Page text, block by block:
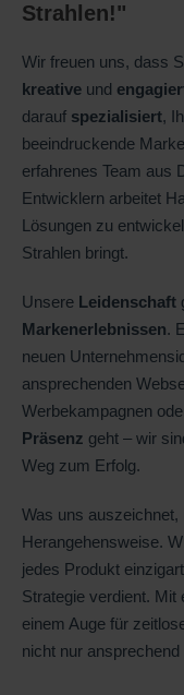
Strahlen!"
Wir freuen uns, dass
kreative und
darauf spezialisiert,
beeindruckende
erfahrenes Team aus
Entwicklern arbeitet
Lösungen zu
Strahlen bringt.
Unsere Leidenschaft
Markenerlebnissen.
neuen
ansprechenden
Werbekampagnen
Präsenz geht – wir
Weg zum Erfolg.
Was uns
Herangehensweise.
jedes Produkt
Strategie verdient. Mit
einem Auge für
nicht nur